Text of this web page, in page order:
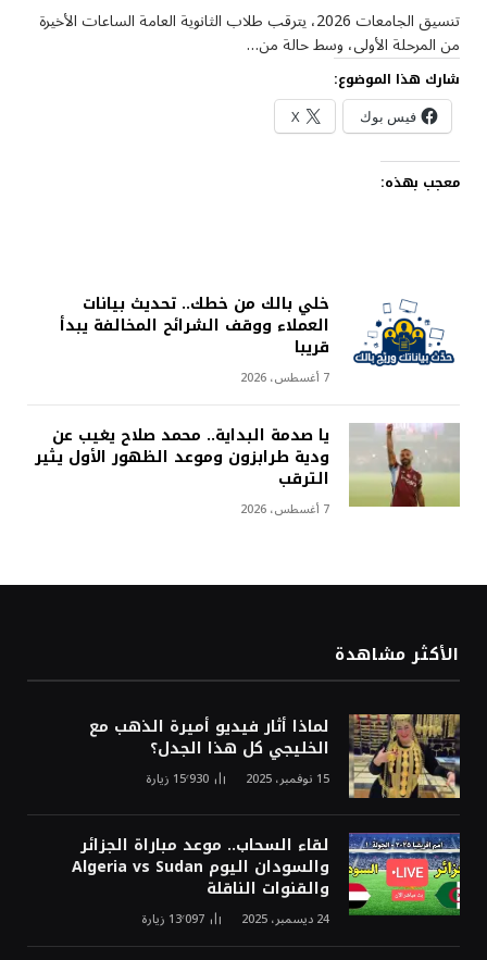
تنسيق الجامعات 2026، يترقب طلاب الثانوية العامة الساعات الأخيرة
من المرحلة الأولى، وسط حالة من…
شارك هذا الموضوع:
فيس بوك X
معجب بهذه:
خلي بالك من خطك.. تحديث بيانات
العملاء ووقف الشرائح المخالفة يبدأ
قريبا
7 أغسطس، 2026
يا صدمة البداية.. محمد صلاح يغيب عن
ودية طرابزون وموعد الظهور الأول يثير
الترقب
7 أغسطس، 2026
الأكثر مشاهدة
لماذا أثار فيديو أميرة الذهب مع
الخليجي كل هذا الجدل؟
15 نوفمبر، 2025 15٬930 زيارة
لقاء السحاب.. موعد مباراة الجزائر
والسودان اليوم Algeria vs Sudan
والقنوات الناقلة
24 ديسمبر، 2025 13٬097 زيارة